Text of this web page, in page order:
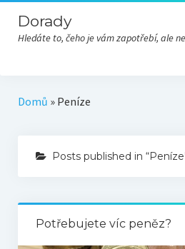
Dorady
Hledáte to, čeho je vám zapotřebí, ale
Domů » Peníze
Posts published in
Potřebujete víc peněz?